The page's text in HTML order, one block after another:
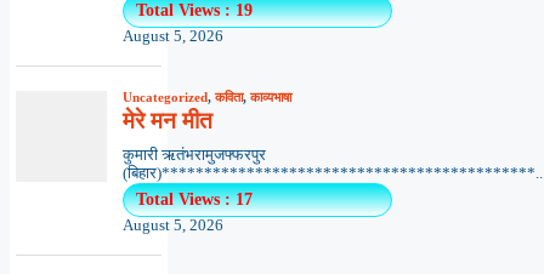
Total Views : 19
August 5, 2026
Uncategorized,कविता,काव्यभाषा
मेरे मन मीत
कुमारी ऋतंभरामुजफ्फरपुर
Total Views : 17
August 5, 2026